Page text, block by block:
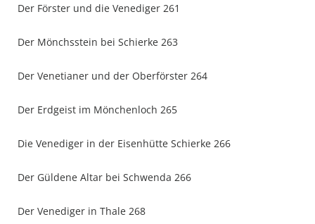
Der Förster und die Venediger 261
Der Mönchsstein bei Schierke 263
Der Venetianer und der Oberförster 264
Der Erdgeist im Mönchenloch 265
Die Venediger in der Eisenhütte Schierke 266
Der Güldene Altar bei Schwenda 266
Der Venediger in Thale 268